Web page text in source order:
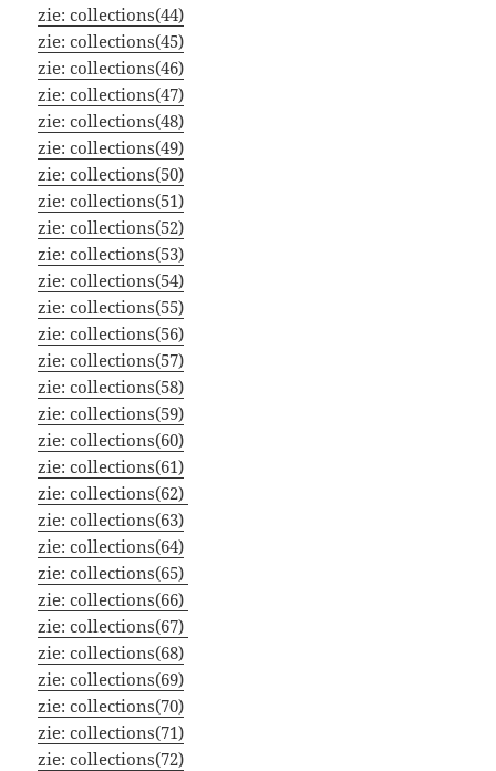
zie:collections(44)
zie: collections(45)
zie:collections(46)
zie:collections(47)
zie:collections(48)
zie:collections(49)
zie:collections(50)
zie:collections(51)
zie: collections(52)
zie:collections(53)
zie:collections(54)
zie: collections(55)
zie:collections(56)
zie:collections(57)
zie: collections(58)
zie:collections(59)
zie:collections(60)
zie: collections(61)
zie:collections(62)
zie:collections(63)
zie: collections(64)
zie:collections(65)
zie:collections(66)
zie: collections(67)
zie:collections(68)
zie:collections(69)
zie:collections(70)
zie:collections(71)
zie:collections(72)